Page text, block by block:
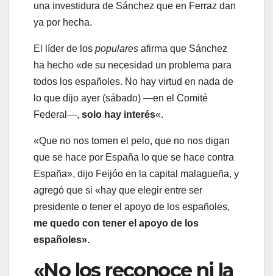
una investidura de Sánchez que en Ferraz dan
ya por hecha.
El líder de los populares afirma que Sánchez
ha hecho «de su necesidad un problema para
todos los españoles. No hay virtud en nada de
lo que dijo ayer (sábado) —en el Comité
Federal—, solo hay interés«.
«Que no nos tomen el pelo, que no nos digan
que se hace por España lo que se hace contra
España», dijo Feijóo en la capital malagueña, y
agregó que si «hay que elegir entre ser
presidente o tener el apoyo de los españoles,
me quedo con tener el apoyo de los
españoles».
«No los reconoce ni la